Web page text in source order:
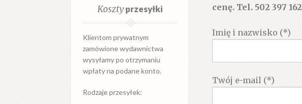
cenę. Tel. 502 397 162
Imię i nazwisko (*)
Twój e-mail (*)
Kosztyprzesyłki
Klientom prywatnym
zamówione wydawnictwa
wysyłamy po otrzymaniu
wpłaty na podane konto.
Rodzaje przesyłek: